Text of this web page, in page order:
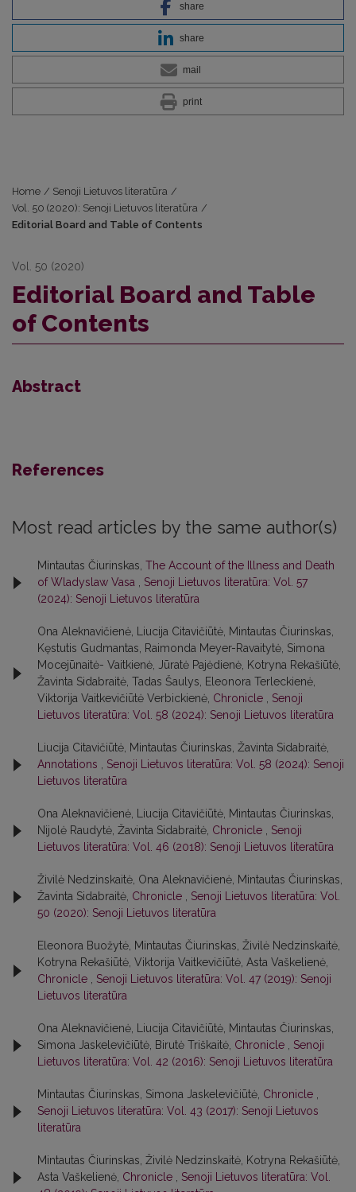
share
share
mail
print
Home / Senoji Lietuvos literatūra /
Vol. 50 (2020): Senoji Lietuvos literatūra /
Editorial Board and Table of Contents
Vol. 50 (2020)
Editorial Board and Table
of Contents
Abstract
References
Most read articles by the same author(s)
Mintautas Čiurinskas, The Account of the Illness and Death
of Wladyslaw Vasa , Senoji Lietuvos literatūra: Vol. 57
(2024): Senoji Lietuvos literatūra
Ona Aleknavičienė, Liucija Citavičiūtė, Mintautas Čiurinskas,
Kęstutis Gudmantas, Raimonda Meyer-Ravaitytė, Simona
Mocejūnaitė- Vaitkienė, Jūratė Pajėdienė, Kotryna Rekašiūtė,
Žavinta Sidabraitė, Tadas Šaulys, Eleonora Terleckienė,
Viktorija Vaitkevičiūtė Verbickienė, Chronicle , Senoji
Lietuvos literatūra: Vol. 58 (2024): Senoji Lietuvos literatūra
Liucija Citavičiūtė, Mintautas Čiurinskas, Žavinta Sidabraitė,
Annotations , Senoji Lietuvos literatūra: Vol. 58 (2024): Senoji
Lietuvos literatūra
Ona Aleknavičienė, Liucija Citavičiūtė, Mintautas Čiurinskas,
Nijolė Raudytė, Žavinta Sidabraitė, Chronicle , Senoji
Lietuvos literatūra: Vol. 46 (2018): Senoji Lietuvos literatūra
Živilė Nedzinskaitė, Ona Aleknavičienė, Mintautas Čiurinskas,
Žavinta Sidabraitė, Chronicle , Senoji Lietuvos literatūra: Vol.
50 (2020): Senoji Lietuvos literatūra
Eleonora Buožytė, Mintautas Čiurinskas, Živilė Nedzinskaitė,
Kotryna Rekašiūtė, Viktorija Vaitkevičiūtė, Asta Vaškelienė,
Chronicle , Senoji Lietuvos literatūra: Vol. 47 (2019): Senoji
Lietuvos literatūra
Ona Aleknavičienė, Liucija Citavičiūtė, Mintautas Čiurinskas,
Simona Jaskelevičiūtė, Birutė Triškaitė, Chronicle , Senoji
Lietuvos literatūra: Vol. 42 (2016): Senoji Lietuvos literatūra
Mintautas Čiurinskas, Simona Jaskelevičiūtė, Chronicle ,
Senoji Lietuvos literatūra: Vol. 43 (2017): Senoji Lietuvos
literatūra
Mintautas Čiurinskas, Živilė Nedzinskaitė, Kotryna Rekašiūtė,
Asta Vaškelienė, Chronicle , Senoji Lietuvos literatūra: Vol.